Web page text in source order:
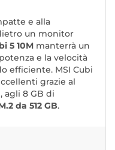
e alla
un monitor
5 10M manterrà un
e la velocità
efficiente. MSI Cubi
grazie al
, agli 8 GB di
da 512 GB.